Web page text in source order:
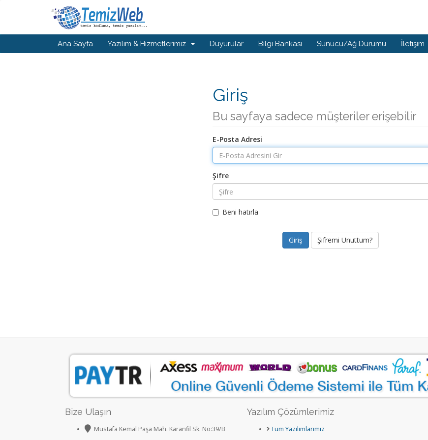
Ana Sayfa Yazılım & Hizmetlerimiz Duyurular Bilgi Bankası Sunucu/Ağ Durumu İletişim
Giriş
Bu sayfaya sadece müşteriler erişebilir
E-Posta Adresi
Şifre
Beni hatırla
Şifremi Unuttum?
Bize Ulaşın
Mustafa Kemal Paşa Mah. Karanfil Sk. No:39/B
Yazılım Çözümlerimiz
Tüm Yazılımlarımız